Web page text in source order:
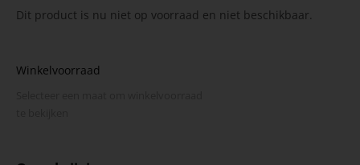
Dit product is nu niet op voorraad en niet beschikbaar.
Winkelvoorraad